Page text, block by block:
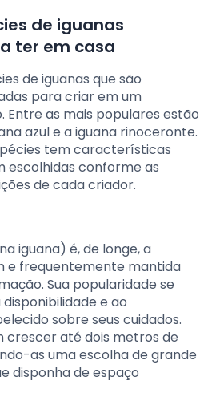
de iguanas
ter em casa
de iguanas que são
para criar em um
as mais populares estão
azul e a iguana rinoceronte.
tem características
escolhidas conforme as
de cada criador.
iguana) é, de longe, a
e frequentemente mantida
Sua popularidade se
e ao
sobre seus cuidados.
crescer até dois metros de
as uma escolha de grande
disponha de espaço